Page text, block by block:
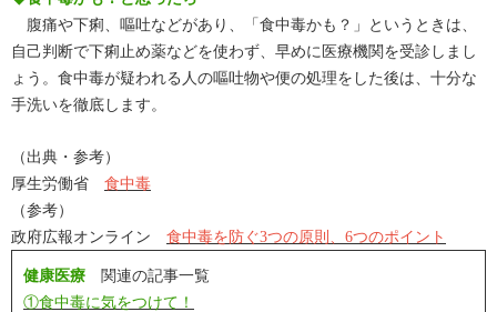
腹痛や下痢、嘔吐などがあり、「食中毒かも？」というときは、
自己判断で下痢止め薬などを使わず、早めに医療機関を受診しまし
ょう。食中毒が疑われる人の嘔吐物や便の処理をした後は、十分な
手洗いを徹底します。
（出典・参考）
厚生労働省 食中毒
（参考）
政府広報オンライン 食中毒を防ぐ3つの原則、6つのポイント
健康医療
関連の記事一覧
①食中毒に気をつけて！